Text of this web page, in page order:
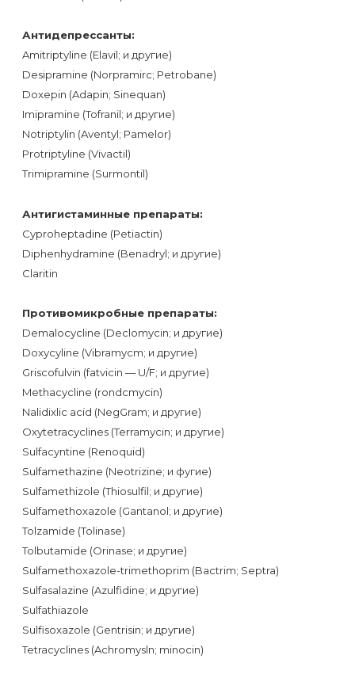
Антидепрессанты:
Amitriptyline (Elavil; и другие)
Desipramine (Norpramirc; Petrobane)
Doxepin (Adapin; Sinequan)
Imipramine (Tofranil; и другие)
Notriptylin (Aventyl; Pamelor)
Protriptyline (Vivactil)
Trimipramine (Surmontil)
Антигистаминные препараты:
Cyproheptadine (Petiactin)
Diphenhydramine (Benadryl; и другие)
Claritin
Противомикробные препараты:
Demalocycline (Declomycin; и другие)
Doxycyline (Vibramycm; и другие)
Griscofulvin (fatvicin — U/F; и другие)
Methacycline (rondcmycin)
Nalidixlic acid (NegGram; и другие)
Oxytetracyclines (Terramycin; и другие)
Sulfacyntine (Renoquid)
Sulfamethazine (Neotrizine; и фугие)
Sulfamethizole (Thiosulfil; и другие)
Sulfamethoxazole (Gantanol; и другие)
Tolzamide (Tolinase)
Tolbutamide (Orinase; и другие)
Sulfamethoxazole-trimethoprim (Bactrim; Septra)
Sulfasalazine (Azulfidine; и другие)
Sulfathiazole
Sulfisoxazole (Gentrisin; и другие)
Tetracyclines (Achromysln; minocin)